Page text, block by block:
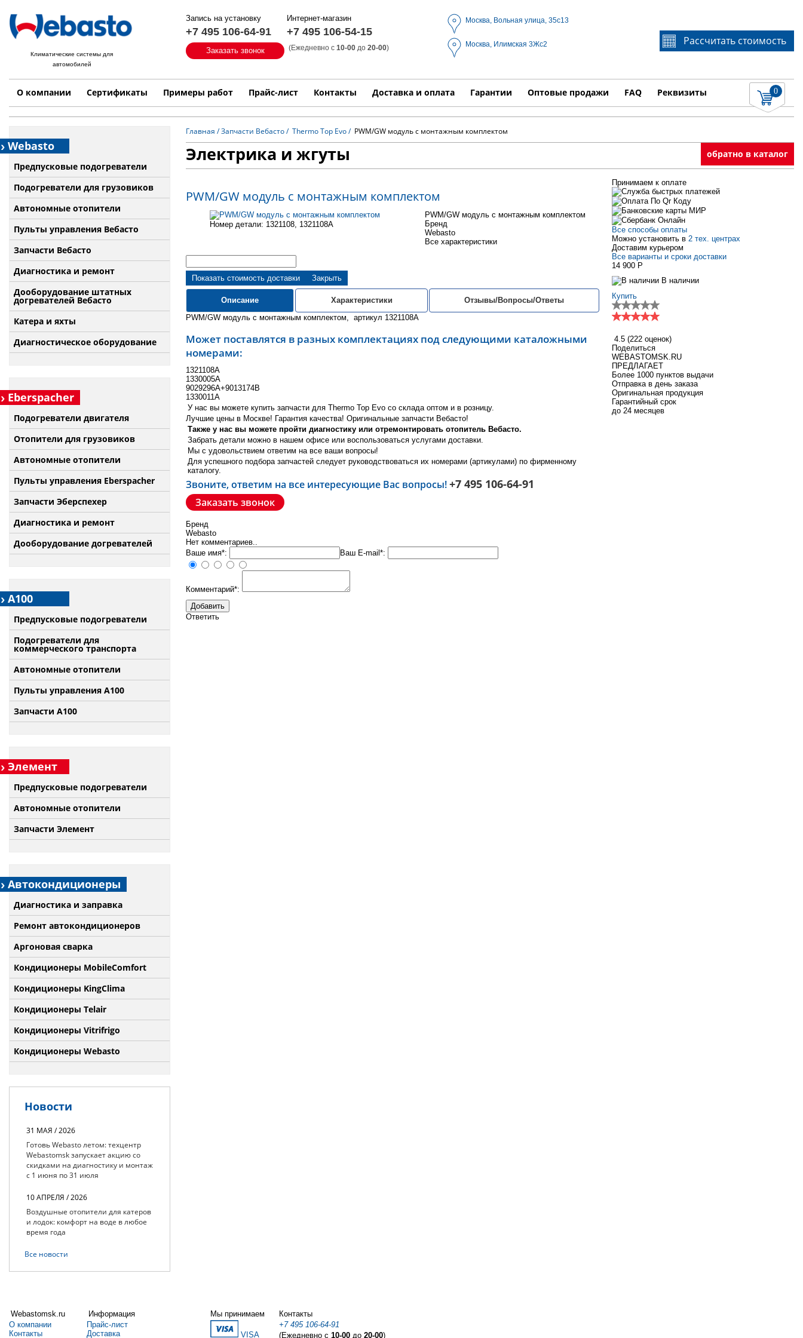
Климатические системы для
автомобилей
Запись на установку
+7 495 106-64-91
Заказать звонок
Интернет-магазин
+7 495 106-54-15
(Ежедневно с 10-00 до 20-00)
Москва, Вольная улица, 35с13
Москва, Илимская 3Жс2 Рассчитать стоимость
О компании Сертификаты Примеры работ Прайс-лист Контакты Доставка и оплата Гарантии Оптовые продажи FAQ Реквизиты 0
Быстрый поиск:
Если Вы не знаете идентификационный номер
запчасти, звоните по телефону+7 495 106-64-91, мы
Примеры работ Бренд Модель Выполняемые работы
Webasto
Предпусковые подогреватели
Подогреватели для грузовиков
Автономные отопители
Пульты управления Вебасто
Запчасти Вебасто
Диагностика и ремонт
Дооборудование штатных
догревателей Вебасто
Катера и яхты
Диагностическое оборудование
Eberspacher
Подогреватели двигателя
Отопители для грузовиков
Автономные отопители
Пульты управления Eberspacher
Запчасти Эберспехер
Диагностика и ремонт
Дооборудование догревателей
А100
Предпусковые подогреватели
Подогреватели для
коммерческого транспорта
Автономные отопители
Пульты управления A100
Запчасти А100
Элемент
Предпусковые подогреватели
Автономные отопители
Запчасти Элемент
Автокондиционеры
Диагностика и заправка
Ремонт автокондиционеров
Аргоновая сварка
Кондиционеры MobileComfort
Кондиционеры KingClima
Кондиционеры Telair
Кондиционеры Vitrifrigo
Кондиционеры Webasto
Новости
31 МАЯ / 2026
Готовь Webasto летом: техцентр
Webastomsk запускает акцию со
скидками на диагностику и монтаж
с 1 июня по 31 июля
10 АПРЕЛЯ / 2026
Воздушные отопители для катеров
и лодок: комфорт на воде в любое
время года
Все новости
Главная /Запчасти Вебасто/ Thermo Top Evo/ PWM/GW модуль с монтажным комплектом
обратно в каталог
Электрика и жгуты
Принимаем к оплате
Все способы оплаты
Можно установить в 2 тех. центрах
Доставим курьером
Все варианты и сроки доставки
14 900P
В наличии
Купить
4.5 (222 оценок)
Поделиться
WEBASTOMSK.RU
ПРЕДЛАГАЕТ
Более 1000 пунктов выдачи
Отправка в день заказа
Оригинальная продукция
Гарантийный срок
до 24 месяцев
PWM/GW модуль с монтажным комплектом
Номер детали: 1321108, 1321108A
PWM/GW модуль с монтажным комплектом
Бренд
Webasto
Все характеристики
Показать стоимость доставки Закрыть
Описание Характеристики
Отзывы/Вопросы/Ответы
PWM/GW модуль с монтажным комплектом, артикул 1321108A
Может поставлятся в разных комплектациях под следующими каталожными
номерами:
1321108A
1330005A
9029296A+9013174B
1330011A
У нас вы можете купить запчасти для Thermo Top Evo со склада оптом и в розницу.
Лучшие цены в Москве! Гарантия качества! Оригинальные запчасти Вебасто!
Также у нас вы можете пройти диагностику или отремонтировать отопитель Вебасто.
Забрать детали можно в нашем офисе или воспользоваться услугами доставки.
Мы с удовольствием ответим на все ваши вопросы!
Для успешного подбора запчастей следует руководствоваться их номерами (артикулами) по фирменному
каталогу.
Звоните, ответим на все интересующие Вас вопросы!+7 495 106-64-91
Заказать звонок
Бренд
Webasto
Нет комментариев..
Ваше имя*:
Ваш E-mail*:
Комментарий*:
Ответить
Webastomsk.ru
О компании
Контакты
Информация
Прайс-лист
Доставка
Мы принимаем
VISA
Контакты
+7 495 106-64-91
(Ежедневно с 10-00 до 20-00)